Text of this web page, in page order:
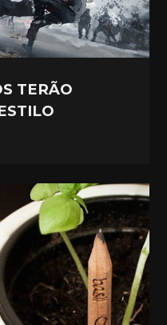
TERÃO